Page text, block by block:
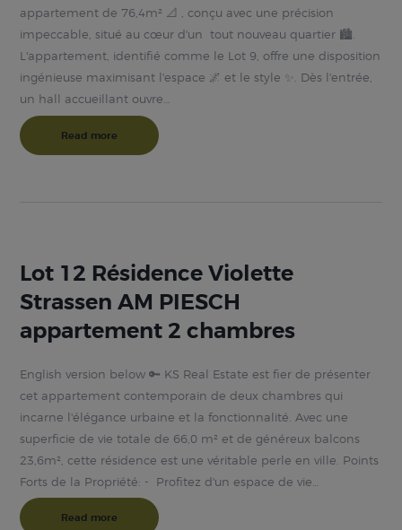
appartement de 76,4m² 📐 , conçu avec une précision
impeccable, situé au cœur d'un tout nouveau quartier 🏙️.
L'appartement, identifié comme le Lot 9, offre une disposition
ingénieuse maximisant l'espace 🌌 et le style ✨. Dès l'entrée,
un hall accueillant ouvre…
Read more
Lot 12 Résidence Violette
Strassen AM PIESCH
appartement 2 chambres
English version below 🔑 KS Real Estate est fier de présenter
cet appartement contemporain de deux chambres qui
incarne l'élégance urbaine et la fonctionnalité. Avec une
superficie de vie totale de 66,0 m² et de généreux balcons
23,6m², cette résidence est une véritable perle en ville. Points
Forts de la Propriété: - Profitez d'un espace de vie…
Read more